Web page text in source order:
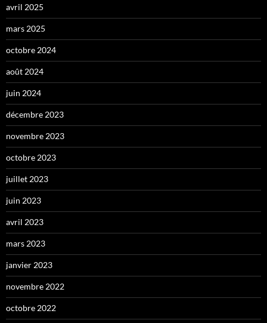
avril 2025
mars 2025
octobre 2024
août 2024
juin 2024
décembre 2023
novembre 2023
octobre 2023
juillet 2023
juin 2023
avril 2023
mars 2023
janvier 2023
novembre 2022
octobre 2022